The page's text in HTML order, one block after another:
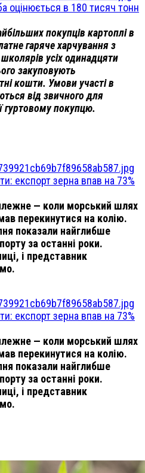
оцінюється в 180 тисяч тонн
покупців картоплі в
гаряче харчування з
усіх одинадцяти
закуповують
кошти. Умови участі в
від звичного для
гуртовому покупцю.
експорт зерна впав на 73%
— коли морський шлях
перекинутися на колію.
показали найглибше
за останні роки.
і представник
експорт зерна впав на 73%
— коли морський шлях
перекинутися на колію.
показали найглибше
за останні роки.
і представник